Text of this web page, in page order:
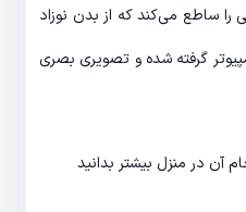
ساطع می‌کند که از بدن نوزاد
گرفته شده و تصویری بصری
آن در منزل بیشتر بدانید